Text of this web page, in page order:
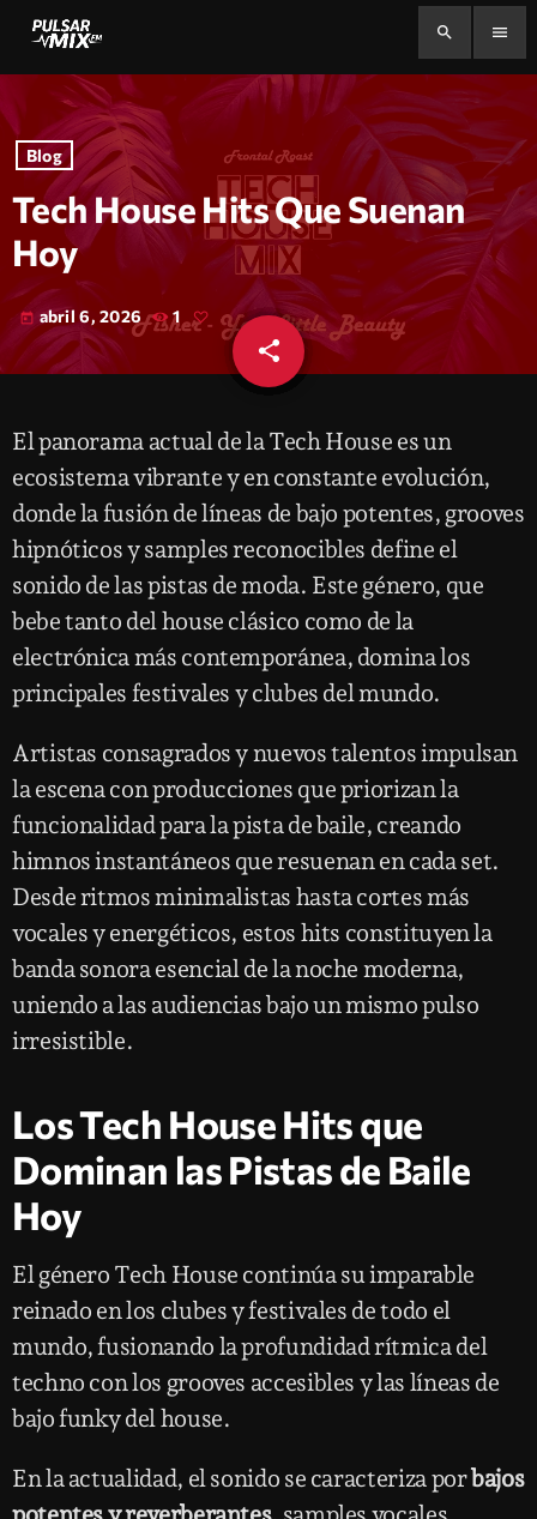
search menu
Blog
Tech House Hits Que Suenan
Hoy
today abril 6, 2026 1
share
email
El panorama actual de la Tech House es un
ecosistema vibrante y en constante evolución,
donde la fusión de líneas de bajo potentes, grooves
hipnóticos y samples reconocibles define el
sonido de las pistas de moda. Este género, que
bebe tanto del house clásico como de la
electrónica más contemporánea, domina los
principales festivales y clubes del mundo.
Artistas consagrados y nuevos talentos impulsan
la escena con producciones que priorizan la
funcionalidad para la pista de baile, creando
himnos instantáneos que resuenan en cada set.
Desde ritmos minimalistas hasta cortes más
vocales y energéticos, estos hits constituyen la
banda sonora esencial de la noche moderna,
uniendo a las audiencias bajo un mismo pulso
irresistible.
Los Tech House Hits que
Dominan las Pistas de Baile
Hoy
El género Tech House continúa su imparable
reinado en los clubes y festivales de todo el
mundo, fusionando la profundidad rítmica del
techno con los grooves accesibles y las líneas de
bajo funky del house.
En la actualidad, el sonido se caracteriza porbajos